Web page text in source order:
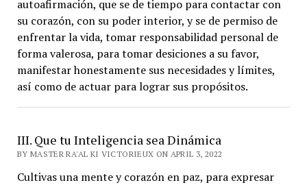
autoafirmación, que se de tiempo para contactar con
su corazón, con su poder interior, y se de permiso de
enfrentar la vida, tomar responsabilidad personal de
forma valerosa, para tomar desiciones a su favor,
manifestar honestamente sus necesidades y límites,
así como de actuar para lograr sus propósitos.
III. Que tu Inteligencia sea Dinámica
BY MASTER RA'AL KI VICTORIEUX ON APRIL 3, 2022
Cultivas una mente y corazón en paz, para expresar